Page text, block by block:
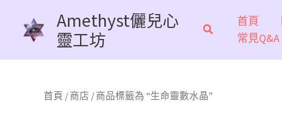
要
Amethyst儷兒心
靈工坊
首頁
常見Q&A
首頁 / 商店 / 商品標籤為 “生命靈數水晶”